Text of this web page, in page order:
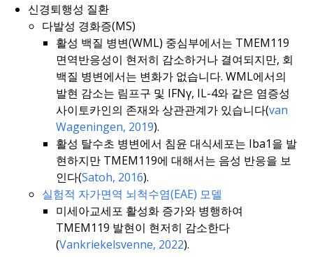
신경퇴행성 질환
다발성 경화증(MS)
활성 백질 병변(WML) 중심부에서는 TMEM119
면역반응성이 현저히 감소하거나 결여되지만, 회
백질 병변에서는 변화가 없습니다. WML에서의
발현 감소는 림프구 및 IFNγ, IL-4와 같은 염증성
사이토카인의 존재와 상관관계가 있습니다(van
Wageningen, 2019).
활성 탈수초 병변에서 침윤 대식세포는 Iba1을 발
현하지만 TMEM119에 대해서는 음성 반응을 보
인다(Satoh, 2016).
실험적 자가면역 뇌척수염(EAE) 모델
미세아교세포 활성화 증가와 병행하여
TMEM119 발현이 현저히 감소한다
(Vankriekelsvenne, 2022).